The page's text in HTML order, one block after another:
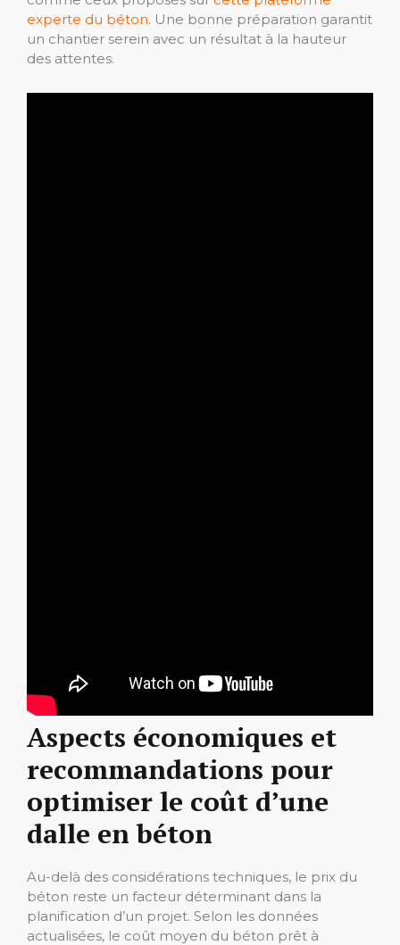
experte du béton. Une bonne préparation garantit
un chantier serein avec un résultat à la hauteur
des attentes.
Aspects économiques et
recommandations pour
optimiser le coût d’une
dalle en béton
Au-delà des considérations techniques, le prix du
béton reste un facteur déterminant dans la
planification d’un projet. Selon les données
actualisées, le coût moyen du béton prêt à